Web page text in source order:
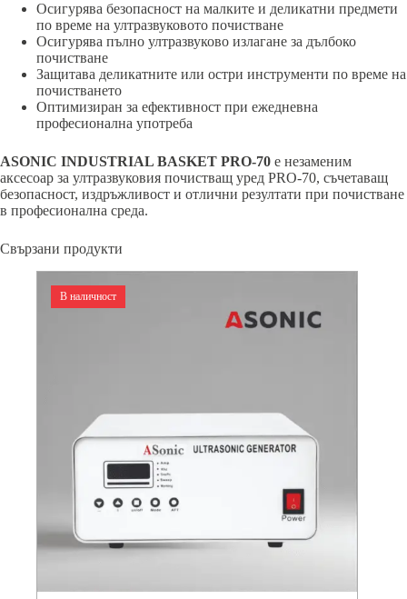
Осигурява безопасност на малките и деликатни предмети
по време на ултразвуковото почистване
Осигурява пълно ултразвуково излагане за дълбоко
почистване
Защитава деликатните или остри инструменти по време на
почистването
Оптимизиран за ефективност при ежедневна
професионална употреба
ASONIC INDUSTRIAL BASKET PRO-70 е незаменим
аксесоар за ултразвуковия почистващ уред PRO-70, съчетаващ
безопасност, издръжливост и отлични резултати при почистване
в професионална среда.
Свързани продукти
В наличност